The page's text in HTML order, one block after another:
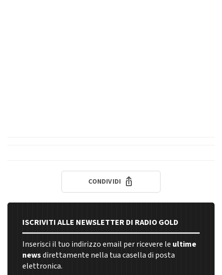
CONDIVIDI
ISCRIVITI ALLE NEWSLETTER DI RADIO GOLD
Inserisci il tuo indirizzo email per ricevere le ultime
newsdirettamente nella tua casella di posta
elettronica.